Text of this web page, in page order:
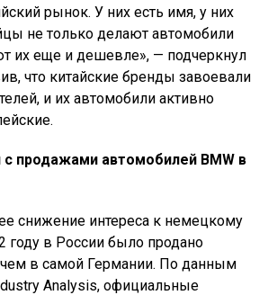
рынок. У них есть имя, у них
не только делают автомобили
их еще и дешевле», — подчеркнул
что китайские бренды завоевали
и их автомобили активно
с продажами автомобилей BMW в
снижение интереса к немецкому
году в России было продано
в самой Германии. По данным
Analysis, официальные